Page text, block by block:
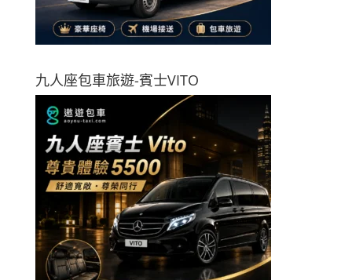
九人座包車旅遊-賓士VITO